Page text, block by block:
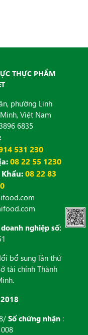
THỰC PHẨM
phường Linh
Việt Nam
6835
531 230
08 22 55 1230
08 22 83
nghiệp số:
bổ sung lần thứ
tài chính Thành
Số chứng nhận :